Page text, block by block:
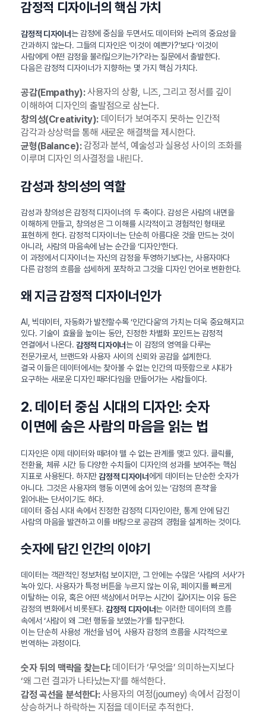
감정적 디자이너의 핵심 가치
감정적 디자이너는 감정에 중심을 두면서도 데이터와 논리의 중요성을
간과하지 않는다. 그들의 디자인은 ‘이것이 예쁜가?’보다 ‘이것이
사람에게 어떤 감정을 불러일으키는가?’라는 질문에서 출발한다.
다음은 감정적 디자이너가 지향하는 몇 가지 핵심 가치다.
공감(Empathy):사용자의 상황, 니즈, 그리고 정서를 깊이
이해하여 디자인의 출발점으로 삼는다.
창의성(Creativity):데이터가 보여주지 못하는 인간적
감각과 상상력을 통해 새로운 해결책을 제시한다.
균형(Balance):감정과 분석, 예술성과 실용성 사이의 조화를
이루며 디자인 의사결정을 내린다.
감성과 창의성의 역할
감성과 창의성은 감정적 디자이너의 두 축이다. 감성은 사람의 내면을
이해하게 만들고, 창의성은 그 이해를 시각적이고 경험적인 형태로
표현하게 한다. 감정적 디자이너는 단순히 아름다운 것을 만드는 것이
아니라, 사람의 마음속에 남는 순간을 ‘디자인’한다.
이 과정에서 디자이너는 자신의 감정을 투영하기보다는, 사용자마다
다른 감정의 흐름을 섬세하게 포착하고 그것을 디자인 언어로 변환한다.
왜 지금 감정적 디자이너인가
AI, 빅데이터, 자동화가 발전할수록 ‘인간다움’의 가치는 더욱 중요해지고
있다. 기술이 효율을 높이는 동안, 진정한 차별화 포인트는 감정적
연결에서 나온다. 감정적 디자이너는 이 감정의 영역을 다루는
전문가로서, 브랜드와 사용자 사이의 신뢰와 공감을 설계한다.
결국 이들은 데이터에서는 찾아볼 수 없는 인간의 따뜻함으로 시대가
요구하는 새로운 디자인 패러다임을 만들어가는 사람들이다.
2. 데이터 중심 시대의 디자인: 숫자
이면에 숨은 사람의 마음을 읽는 법
디자인은 이제 데이터와 떼려야 뗄 수 없는 관계를 맺고 있다. 클릭률,
전환율, 체류 시간 등 다양한 수치들이 디자인의 성과를 보여주는 핵심
지표로 사용된다. 하지만감정적 디자이너에게 데이터는 단순한 숫자가
아니다. 그것은 사용자의 행동 이면에 숨어 있는 ‘감정의 흔적’을
읽어내는 단서이기도 하다.
데이터 중심 시대 속에서 진정한 감정적 디자인이란, 통계 안에 담긴
사람의 마음을 발견하고 이를 바탕으로 공감의 경험을 설계하는 것이다.
숫자에 담긴 인간의 이야기
데이터는 객관적인 정보처럼 보이지만, 그 안에는 수많은 ‘사람의 서사’가
녹아 있다. 사용자가 특정 버튼을 누르지 않는 이유, 페이지를 빠르게
이탈하는 이유, 혹은 어떤 색상에서 머무는 시간이 길어지는 이유 등은
감정의 변화에서 비롯된다.감정적 디자이너는 이러한 데이터의 흐름
속에서 ‘사람이 왜 그런 행동을 보였는가’를 탐구한다.
이는 단순히 사용성 개선을 넘어, 사용자 감정의 흐름을 시각적으로
번역하는 과정이다.
숫자 뒤의 맥락을 찾는다:데이터가 ‘무엇을’ 의미하는지보다
‘왜 그런 결과가 나타났는지’를 해석한다.
감정 곡선을 분석한다:사용자의 여정(journey) 속에서 감정이
상승하거나 하락하는 지점을 데이터로 추적한다.